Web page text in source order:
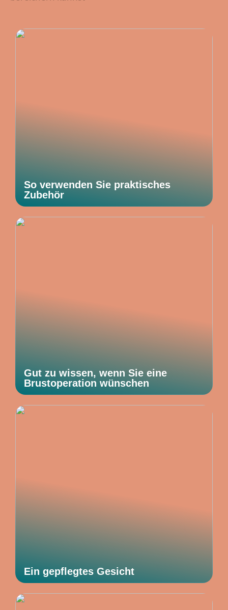
So verwenden Sie praktisches
Zubehör
Gut zu wissen, wenn Sie eine
Brustoperation wünschen
Ein gepflegtes Gesicht